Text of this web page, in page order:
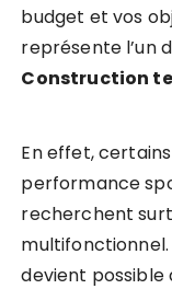
budget et vos
représente l’un
Construction
En effet,
performance
recherchent
devient